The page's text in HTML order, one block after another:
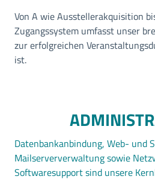
Von A wie Ausstellerakquisition
Zugangssystem umfasst unser
zur erfolgreichen
ist.
Datenbankanbindung, Web- und
Mailserververwaltung sowie
Softwaresupport sind unsere